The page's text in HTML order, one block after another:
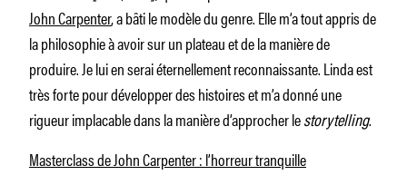
John Carpenter, a bâti le modèle du genre. Elle m’a tout appris de
la philosophie à avoir sur un plateau et de la manière de
produire. Je lui en serai éternellement reconnaissante. Linda est
très forte pour développer des histoires et m’a donné une
rigueur implacable dans la manière d’approcher lestorytelling.
Masterclass de John Carpenter : l’horreur tranquille